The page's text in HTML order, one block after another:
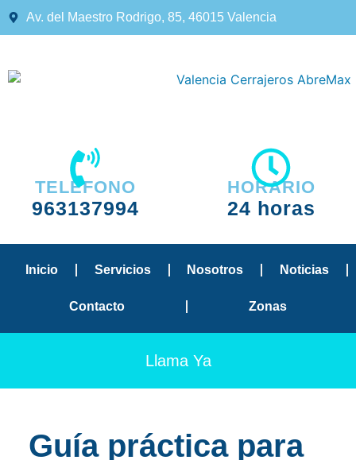
Av. del Maestro Rodrigo, 85, 46015 Valencia
TELÉFONO
963137994
HORARIO
24 horas
Inicio Servicios Nosotros Noticias
Contacto Zonas
Llama Ya
Guía práctica para